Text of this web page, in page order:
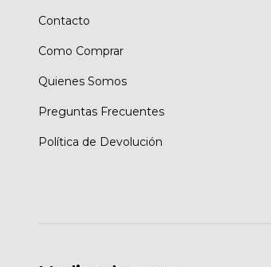
Contacto
Como Comprar
Quienes Somos
Preguntas Frecuentes
Política de Devolución